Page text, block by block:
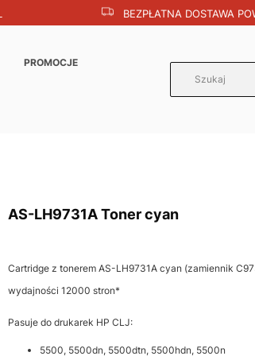
BEZPŁATNA DOSTAWA
PROMOCJE
AS-LH9731A Toner cyan
Cartridge z tonerem AS-LH9731A cyan (zamiennik
wydajności 12000 stron*
Pasuje do drukarek HP CLJ:
5500, 5500dn, 5500dtn, 5500hdn, 5500n